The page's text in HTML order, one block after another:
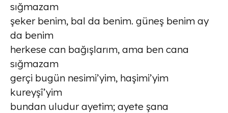
sığmazam
şeker benim, bal da benim. güneş benim ay
da benim
herkese can bağışlarım, ama ben cana
sığmazam
gerçi bugün nesimi’yim, haşimi’yim
kureyşî’yim
bundan uludur ayetim; ayete şana